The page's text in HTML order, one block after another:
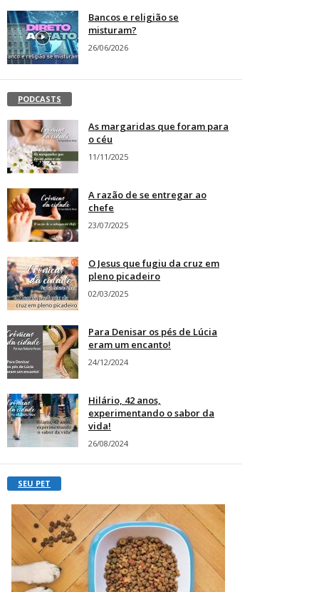
Bancos e religião se
misturam?
26/06/2026
PODCASTS
As margaridas que foram para
o céu
11/11/2025
A razão de se entregar ao
chefe
23/07/2025
O Jesus que fugiu da cruz em
pleno picadeiro
02/03/2025
Para Denisar os pés de Lúcia
eram um encanto!
24/12/2024
Hilário, 42 anos,
experimentando o sabor da
vida!
26/08/2024
SEU PET